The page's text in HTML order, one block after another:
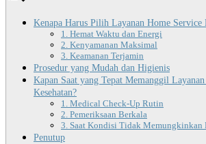
Kenapa Harus Pilih Layanan Home Service
1. Hemat Waktu dan Energi
2. Kenyamanan Maksimal
3. Keamanan Terjamin
Prosedur yang Mudah dan Higienis
Kapan Saat yang Tepat Memanggil
Kesehatan?
1. Medical Check-Up Rutin
2. Pemeriksaan Berkala
3. Saat Kondisi Tidak Memungkinkan
Penutup